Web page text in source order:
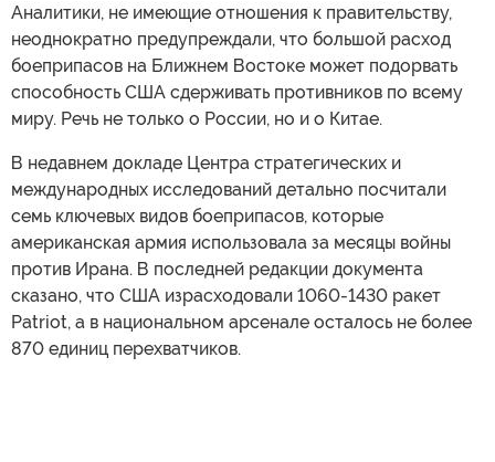
Аналитики, не имеющие отношения к правительству,
неоднократно предупреждали, что большой расход
боеприпасов на Ближнем Востоке может подорвать
способность США сдерживать противников по всему
миру. Речь не только о России, но и о Китае.
В недавнем докладе Центра стратегических и
международных исследований детально посчитали
семь ключевых видов боеприпасов, которые
американская армия использовала за месяцы войны
против Ирана. В последней редакции документа
сказано, что США израсходовали 1060-1430 ракет
Patriot, а в национальном арсенале осталось не более
870 единиц перехватчиков.